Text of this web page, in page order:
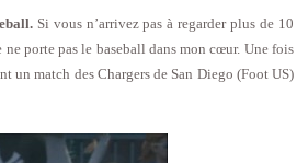
Si vous n’arrivez pas à regarder plus de 10
porte pas le baseball dans mon cœur. Une fois
un match des Chargers de San Diego (Foot US)